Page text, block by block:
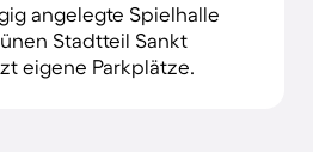
angelegte Spielhalle
Stadtteil Sankt
eigene Parkplätze.